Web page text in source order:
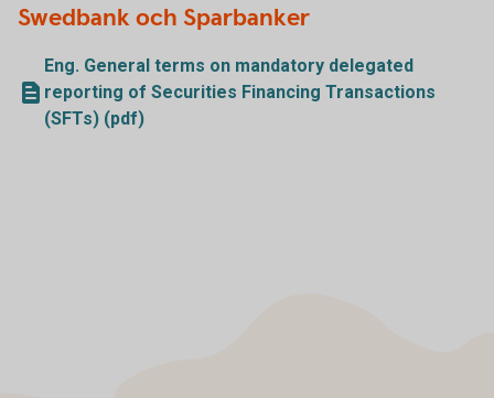
Swedbank och Sparbanker
Eng. General terms on mandatory delegated
reporting of Securities Financing Transactions
(SFTs) (pdf)